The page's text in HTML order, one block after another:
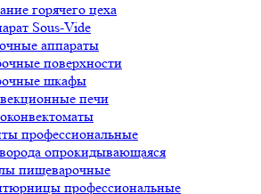
горячего цеха
Sous-Vide
аппараты
поверхности
шкафы
печи
профессиональные
опрокидывающаяся
пищеварочные
профессиональные